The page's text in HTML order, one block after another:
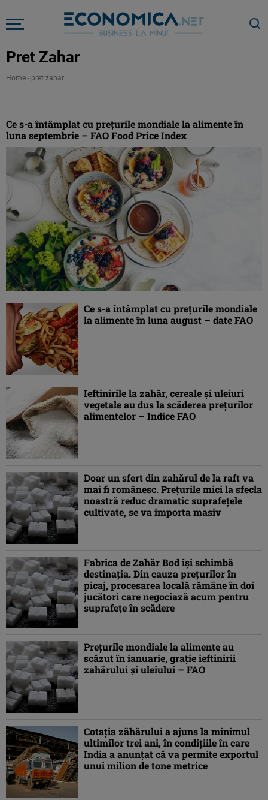
Pret Zahar
Home - pret zahar
Ce s-a întâmplat cu preţurile mondiale la alimente în
luna septembrie – FAO Food Price Index
Ce s-a întâmplat cu preţurile mondiale
la alimente în luna august – date FAO
Ieftinirile la zahăr, cereale şi uleiuri
vegetale au dus la scăderea preţurilor
alimentelor – Indice FAO
Doar un sfert din zahărul de la raft va
mai fi românesc. Prețurile mici la sfecla
noastră reduc dramatic suprafețele
cultivate, se va importa masiv
Fabrica de Zahăr Bod își schimbă
destinația. Din cauza prețurilor în
picaj, procesarea locală rămâne în doi
jucători care negociază acum pentru
suprafețe în scădere
Preţurile mondiale la alimente au
scăzut în ianuarie, graţie ieftinirii
zahărului şi uleiului – FAO
Cotația zăhărului a ajuns la minimul
ultimilor trei ani, în condițiile în care
India a anunțat că va permite exportul
unui milion de tone metrice